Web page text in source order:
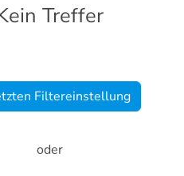
Treffer
Filtereinstellung
oder